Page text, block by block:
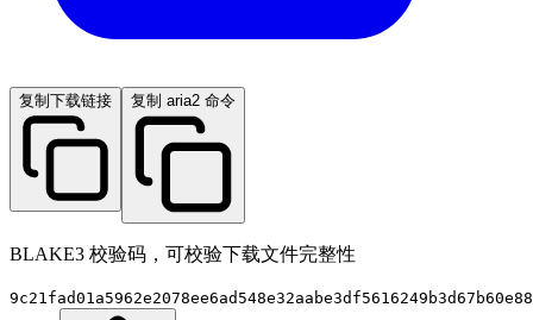
复制下载链接 复制 aria2 命令
BLAKE3 校验码，可校验下载文件完整性